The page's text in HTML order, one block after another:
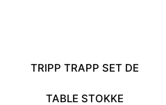
TRIPP TRAPP SET DE
TABLE STOKKE